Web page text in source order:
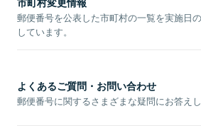
郵便番号を公表した市町村の一覧を実施日
しています。
よくあるご質問・お問い合わせ
郵便番号に関するさまざまな疑問にお答えし